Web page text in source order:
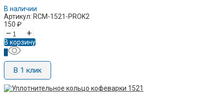
В наличии
Артикул: RCM-1521-PROK2
150 ₽
– +
В корзину
В 1 клик